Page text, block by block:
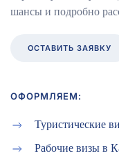
шансы и подробно
ОСТАВИТЬ ЗАЯВКУ
ОФОРМЛЯЕМ:
Туристические
Рабочие визы в